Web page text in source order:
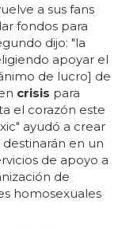
a sus fans
fondos para
dijo: "la
apoyar el
de lucro] de
crisis para
el corazón este
ayudó a crear
en un
de apoyo a
de
homosexuales